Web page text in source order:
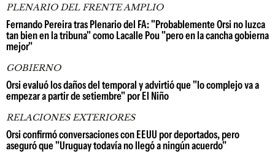
PLENARIO DEL FRENTE AMPLIO
Fernando Pereira tras Plenario del FA: "Probablemente Orsi no luzca
tan bien en la tribuna" como Lacalle Pou "pero en la cancha gobierna
mejor"
GOBIERNO
Orsi evaluó los daños del temporal y advirtió que "lo complejo va a
empezar a partir de setiembre" por El Niño
RELACIONES EXTERIORES
Orsi confirmó conversaciones con EEUU por deportados, pero
aseguró que "Uruguay todavía no llegó a ningún acuerdo"